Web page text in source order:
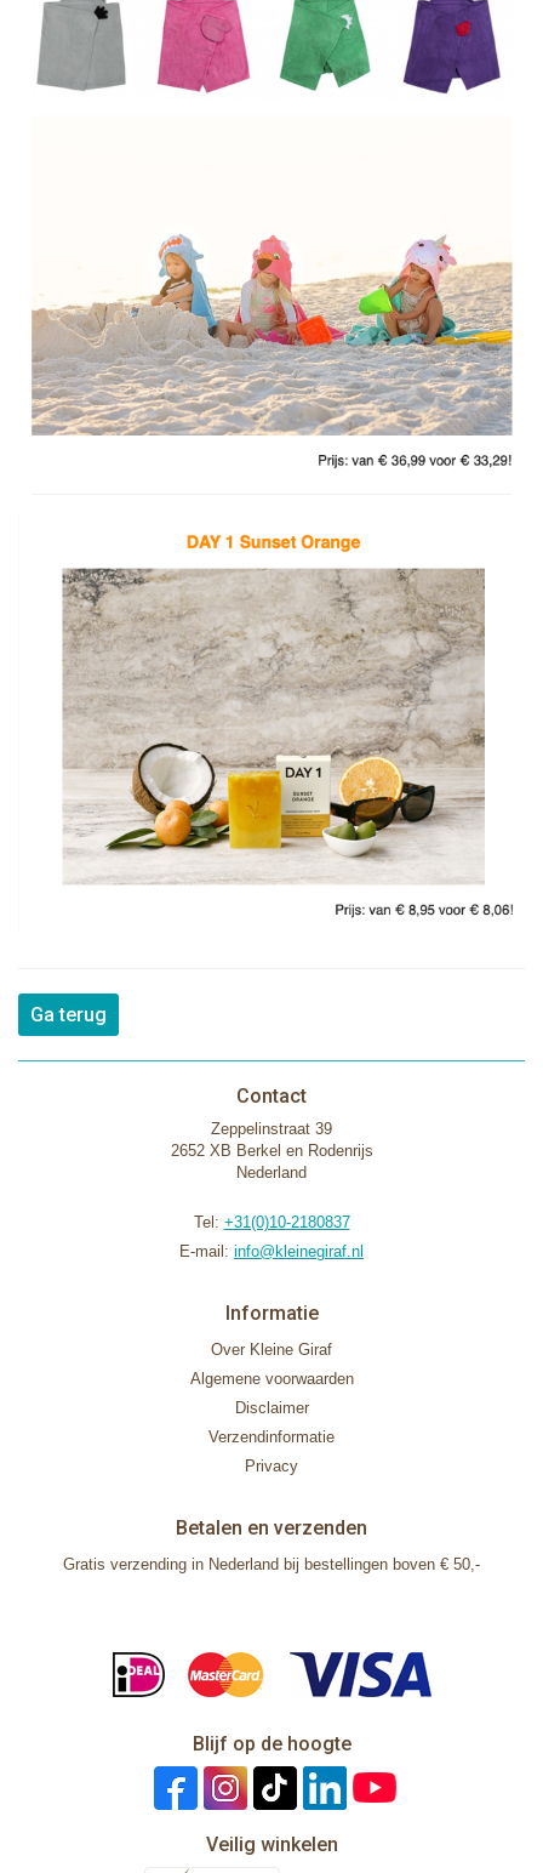
Ga terug
Contact
Zeppelinstraat 39
2652 XB Berkel en Rodenrijs
Nederland
Tel: +31(0)10-2180837
E-mail: info@kleinegiraf.nl
Informatie
Over Kleine Giraf
Algemene voorwaarden
Disclaimer
Verzendinformatie
Privacy
Betalen en verzenden
Gratis verzending in Nederland bij bestellingen boven € 50,-
Blijf op de hoogte
Veilig winkelen